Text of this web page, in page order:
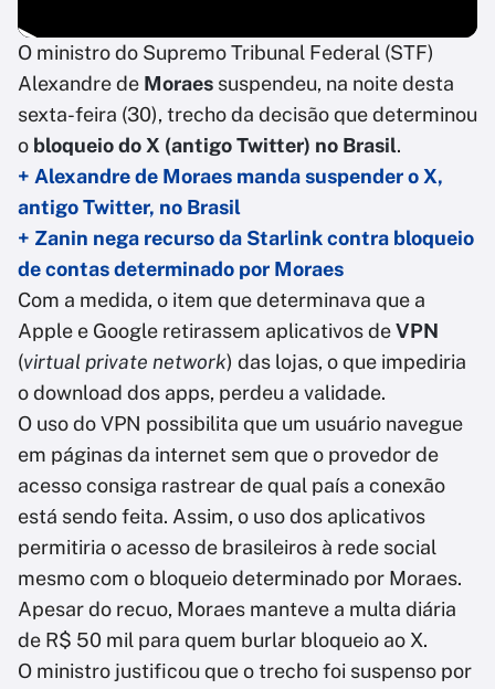
O ministro do Supremo Tribunal Federal (STF)
Alexandre de Moraes suspendeu, na noite desta
sexta-feira (30), trecho da decisão que determinou
o bloqueio do X (antigo Twitter) no Brasil.
+ Alexandre de Moraes manda suspender o X,
antigo Twitter, no Brasil
+ Zanin nega recurso da Starlink contra bloqueio
de contas determinado por Moraes
Com a medida, o item que determinava que a
Apple e Google retirassem aplicativos deVPN
(virtual private network) das lojas, o que impediria
o download dos apps, perdeu a validade.
O uso do VPN possibilita que um usuário navegue
em páginas da internet sem que o provedor de
acesso consiga rastrear de qual país a conexão
está sendo feita. Assim, o uso dos aplicativos
permitiria o acesso de brasileiros à rede social
mesmo com o bloqueio determinado por Moraes.
Apesar do recuo, Moraes manteve a multa diária
de R$ 50 mil para quem burlar bloqueio ao X.
O ministro justificou que o trecho foi suspenso por